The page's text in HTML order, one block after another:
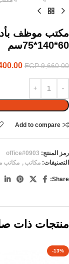
60*140*75سم
EGP9,660.00
Add to compare
رمز المنتج: office#0903
التصنيفات: مكاتب , مكاتب
Share:
منتجات ذات
-13%